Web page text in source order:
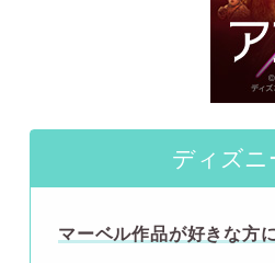
ディズニ
マーベル作品が好きな方